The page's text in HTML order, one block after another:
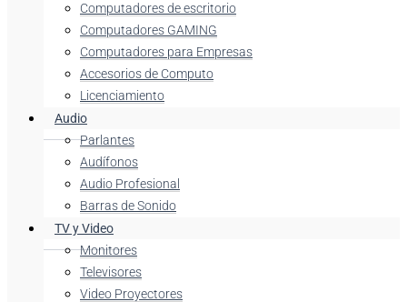
Computadores de escritorio
Computadores GAMING
Computadores para Empresas
Accesorios de Computo
Licenciamiento
Audio
Parlantes
Audífonos
Audio Profesional
Barras de Sonido
TV y Video
Monitores
Televisores
Video Proyectores